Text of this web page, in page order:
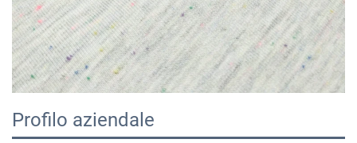
Profilo aziendale